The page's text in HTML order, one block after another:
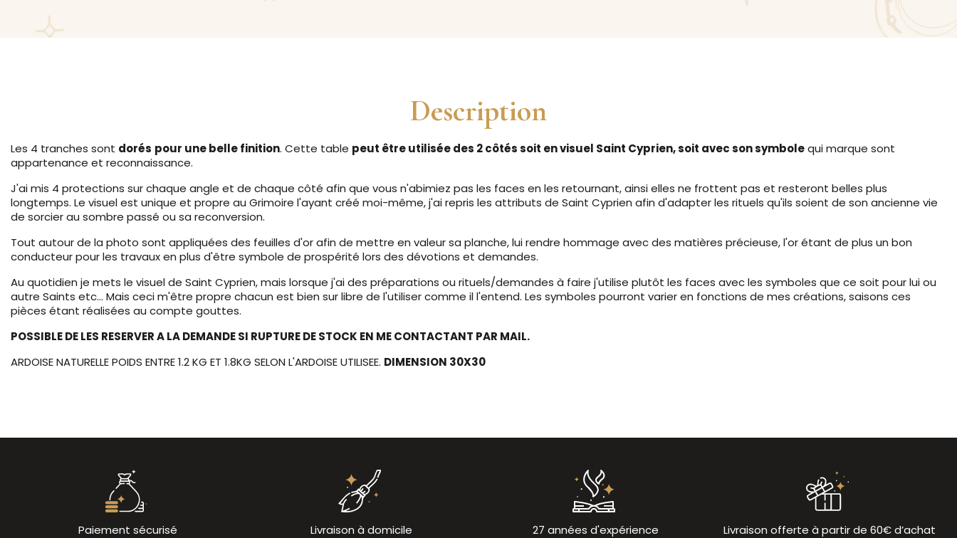
Description
Les 4 tranches sont dorés pour une belle finition. Cette table peut être utilisée des 2 côtés soit en visuel Saint Cyprien, soit avec son symbolequi marque sont
appartenance et reconnaissance.
J'ai mis 4 protections sur chaque angle et de chaque côté afin que vous n'abimiez pas les faces en les retournant, ainsi elles ne frottent pas et resteront belles plus
longtemps. Le visuel est unique et propre au Grimoire l'ayant créé moi-même, j'ai repris les attributs de Saint Cyprien afin d'adapter les rituels qu'ils soient de son ancienne vie
de sorcier au sombre passé ou sa reconversion.
Tout autour de la photo sont appliquées des feuilles d'or afin de mettre en valeur sa planche, lui rendre hommage avec des matières précieuse, l'or étant de plus un bon
conducteur pour les travaux en plus d'être symbole de prospérité lors des dévotions et demandes.
Au quotidien je mets le visuel de Saint Cyprien, mais lorsque j'ai des préparations ou rituels/demandes à faire j'utilise plutôt les faces avec les symboles que ce soit pour lui ou
autre Saints etc... Mais ceci m'être propre chacun est bien sur libre de l'utiliser comme il l'entend. Les symboles pourront varier en fonctions de mes créations, saisons ces
pièces étant réalisées au compte gouttes.
POSSIBLE DE LES RESERVER A LA DEMANDE SI RUPTURE DE STOCK EN ME CONTACTANT PAR MAIL.
ARDOISE NATURELLE POIDS ENTRE 1.2 KG ET 1.8KG SELON L'ARDOISE UTILISEE. DIMENSION 30X30
Paiement sécurisé Livraison à domicile 27 années d'expérience Livraison offerte à partir de 60€ d’achat